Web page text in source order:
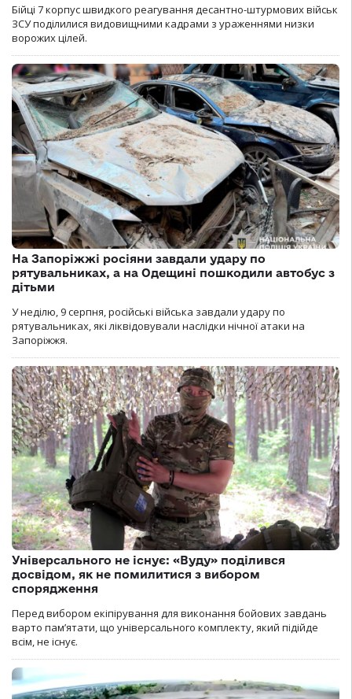
Бійці 7 корпус швидкого реагування десантно-штурмових військ
ЗСУ поділилися видовищними кадрами з ураженнями низки
ворожих цілей.
На Запоріжжі росіяни завдали удару по
рятувальниках, а на Одещині пошкодили автобус з
дітьми
У неділю, 9 серпня, російські війська завдали удару по
рятувальниках, які ліквідовували наслідки нічної атаки на
Запоріжжя.
Універсального не існує: «Вуду» поділився
досвідом, як не помилитися з вибором
спорядження
Перед вибором екіпірування для виконання бойових завдань
варто пам’ятати, що універсального комплекту, який підійде
всім, не існує.